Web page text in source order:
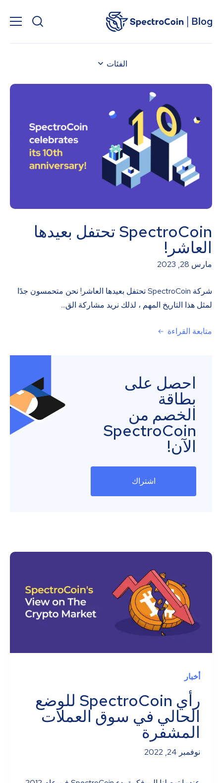
الفئات
SpectroCoin تحتفل بعيدها
العاشر!
مارس 28, 2023
شركة SpectroCoin تحتفل بعيدها العاشر! نحن متحمسون جدًا
لمثل هذا التاريخ المهم ، لذلك نريد مشاركة الق...
متابعة القراءة
احصل على
بطاقة
الخصم من
SpectroCoin
الآن!
اشتراك
أخبار
رأي SpectroCoin للوضع
الحالي في سوق العملات
المشفرة
نوفمبر 24, 2022